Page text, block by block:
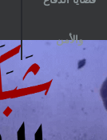
والأمن